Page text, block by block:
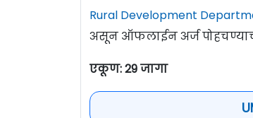
Rural Development
असून ऑफलाईन अर्ज
एकूण: 29 जागा